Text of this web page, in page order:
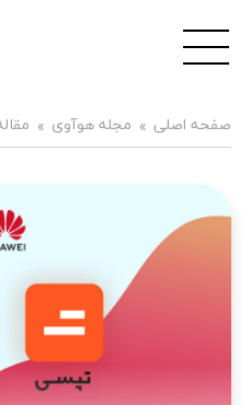
صفحه اصلی مجله هوآوی